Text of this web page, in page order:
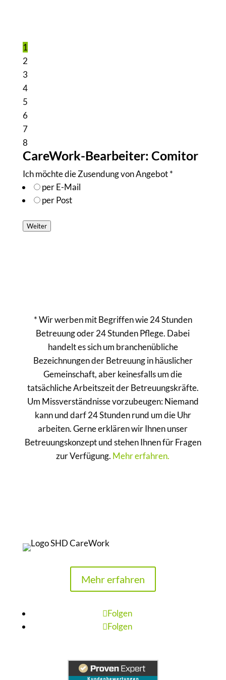
1
2
3
4
5
6
7
8
CareWork-Bearbeiter: Comitor
Ich möchte die Zusendung von Angebot*
per E-Mail
per Post
Weiter
* Wir werben mit Begriffen wie 24 Stunden
Betreuung oder 24 Stunden Pflege. Dabei
handelt es sich um branchenübliche
Bezeichnungen der Betreuung in häuslicher
Gemeinschaft, aber keinesfalls um die
tatsächliche Arbeitszeit der Betreuungskräfte.
Um Missverständnisse vorzubeugen: Niemand
kann und darf 24 Stunden rund um die Uhr
arbeiten. Gerne erklären wir Ihnen unser
Betreuungskonzept und stehen Ihnen für Fragen
zur Verfügung. Mehr erfahren.
Mehr erfahren
Folgen
Folgen